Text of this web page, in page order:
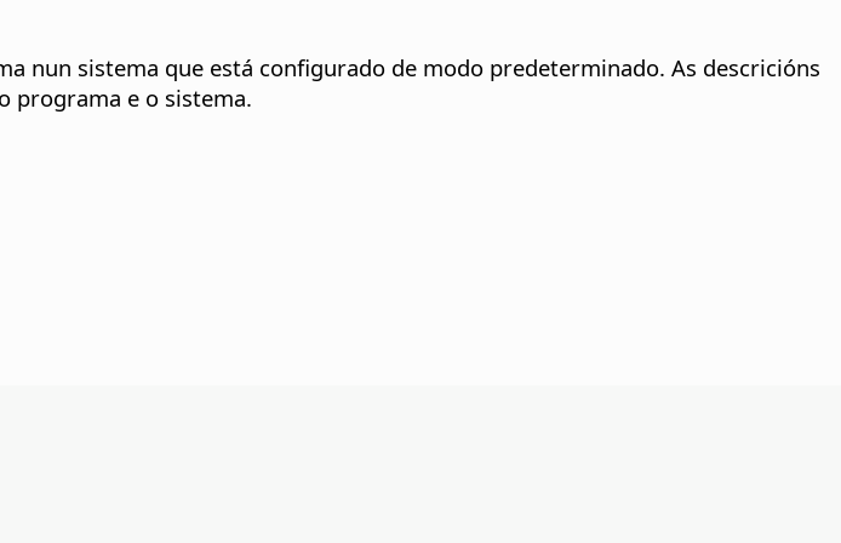
nun sistema que está configurado de modo predeterminado. As descricións
programa e o sistema.